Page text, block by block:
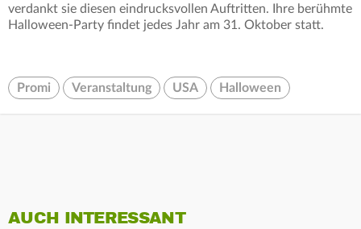
verdankt sie diesen eindrucksvollen Auftritten. Ihre berühmte
Halloween-Party findet jedes Jahr am 31. Oktober statt.
Promi Veranstaltung USA Halloween
AUCH INTERESSANT